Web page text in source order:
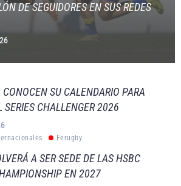
DE SEGUIDORES EN SUS REDES
SU CALENDARIO PARA
SERIES CHALLENGER 2026
Ferugby
A SER SEDE DE LAS HSBC
EN 2027